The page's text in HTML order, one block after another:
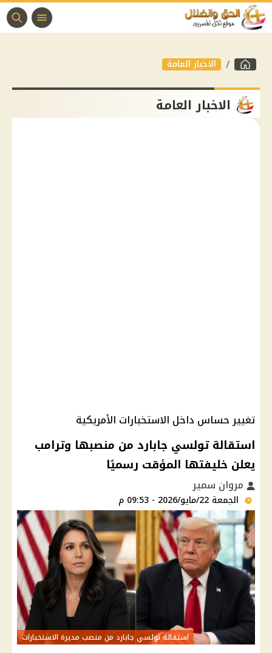
الاخبار العامة
الاخبار العامة
تغيير حساس داخل الاستخبارات الأمريكية
استقالة تولسي جابارد من منصبها وترامب
يعلن خليفتها المؤقت رسميًا
مروان سمير
الجمعة 22/مايو/2026 - 09:53 م
استقالة تولسي جابارد من منصب مديرة الاستخبارات